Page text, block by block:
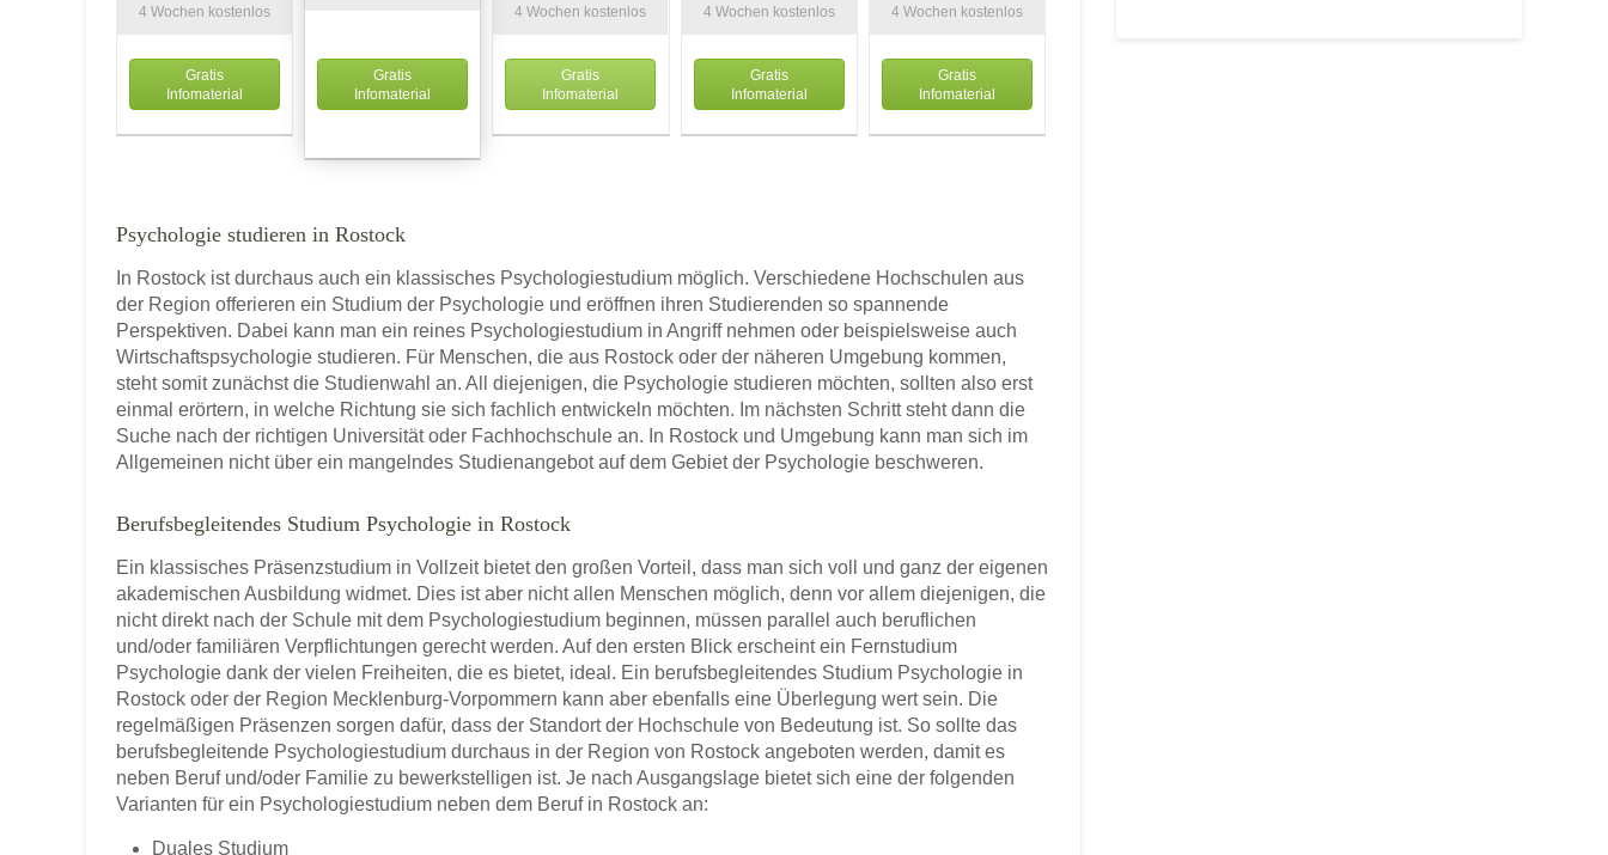
4 Wochen kostenlos
Gratis
Infomaterial
Gratis
Infomaterial
4 Wochen kostenlos
Gratis
Infomaterial
4 Wochen kostenlos
Gratis
Infomaterial
4 Wochen kostenlos
Gratis
Infomaterial
Psychologie studieren in Rostock
In Rostock ist durchaus auch ein klassisches Psychologiestudium möglich. Verschiedene Hochschulen aus
der Region offerieren ein Studium der Psychologie und eröffnen ihren Studierenden so spannende
Perspektiven. Dabei kann man ein reines Psychologiestudium in Angriff nehmen oder beispielsweise auch
Wirtschaftspsychologie studieren. Für Menschen, die aus Rostock oder der näheren Umgebung kommen,
steht somit zunächst die Studienwahl an. All diejenigen, die Psychologie studieren möchten, sollten also erst
einmal erörtern, in welche Richtung sie sich fachlich entwickeln möchten. Im nächsten Schritt steht dann die
Suche nach der richtigen Universität oder Fachhochschule an. In Rostock und Umgebung kann man sich im
Allgemeinen nicht über ein mangelndes Studienangebot auf dem Gebiet der Psychologie beschweren.
Berufsbegleitendes Studium Psychologie in Rostock
Ein klassisches Präsenzstudium in Vollzeit bietet den großen Vorteil, dass man sich voll und ganz der eigenen
akademischen Ausbildung widmet. Dies ist aber nicht allen Menschen möglich, denn vor allem diejenigen, die
nicht direkt nach der Schule mit dem Psychologiestudium beginnen, müssen parallel auch beruflichen
und/oder familiären Verpflichtungen gerecht werden. Auf den ersten Blick erscheint ein Fernstudium
Psychologie dank der vielen Freiheiten, die es bietet, ideal. Ein berufsbegleitendes Studium Psychologie in
Rostock oder der Region Mecklenburg-Vorpommern kann aber ebenfalls eine Überlegung wert sein. Die
regelmäßigen Präsenzen sorgen dafür, dass der Standort der Hochschule von Bedeutung ist. So sollte das
berufsbegleitende Psychologiestudium durchaus in der Region von Rostock angeboten werden, damit es
neben Beruf und/oder Familie zu bewerkstelligen ist. Je nach Ausgangslage bietet sich eine der folgenden
Varianten für ein Psychologiestudium neben dem Beruf in Rostock an:
Duales Studium